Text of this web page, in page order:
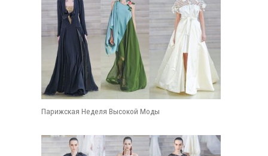
Парижская Неделя Высокой Моды